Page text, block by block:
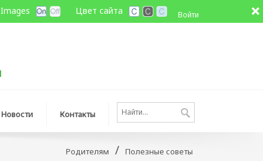
Войти
Цвет сайта
Images
Новости Контакты
Родителям / Полезные советы